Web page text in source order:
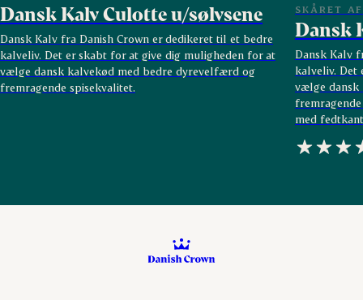
Dansk Kalv Culotte u/sølvsene
Dansk Kalv fra Danish Crown er dedikeret til et bedre
kalveliv. Det er skabt for at give dig muligheden for at
vælge dansk kalvekød med bedre dyrevelfærd og
fremragende spisekvalitet.
SKÅRET
Dansk
Dansk Kalv
kalveliv. Det
vælge dansk
med